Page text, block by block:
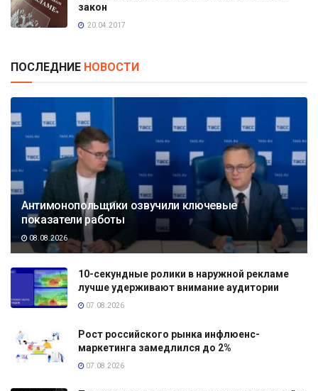
закон
20.04.2017
ПОСЛЕДНИЕ НОВОСТИ
Антимонопольщики озвучили ключевые
показатели работы
08.08.2026
10-секундные ролики в наружной рекламе
лучше удерживают внимание аудитории
07.08.2026
Рост российского рынка инфлюенс-
маркетинга замедлился до 2%
07.08.2026